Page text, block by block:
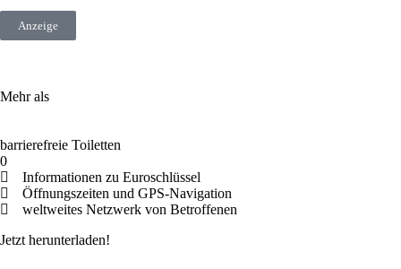
Anzeige
Mehr als
barrierefreie Toiletten
0
Informationen zu Euroschlüssel
Öffnungszeiten und GPS-Navigation
weltweites Netzwerk von Betroffenen
Jetzt herunterladen!